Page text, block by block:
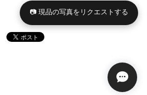
📷 現品の写真をリクエストする